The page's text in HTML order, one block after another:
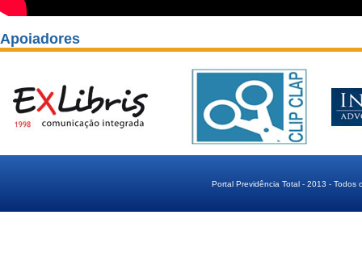
Apoiadores
Portal Previdência Total - 2013 - Todos